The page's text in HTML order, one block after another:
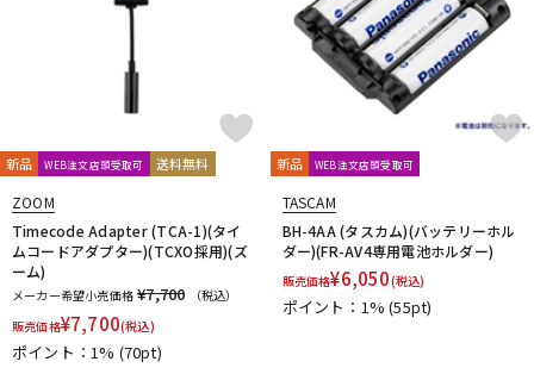
Empirical Labs ENHANCED AUDIO Entreq
ESI
Fischer Amps
FOCAL FOSTEX
Free The Tone
G_2Systems GATOR
GATOR Frameworks
Groove Tubes
HEADREC
HEDD
HEiL SOUND HERCULES
Heritage Audio
HUMPBACK ENGINEERING
IGS Audio
IK Multimedia
Ikebe Original
infist Design ISO ACOUSTICS
ISOVOX
JBL
JohnBlue Audio
KAKASHI Professional Stands
新品 WEB注文店頭受取可 送料無料
ZOOM
Timecode Adapter (TCA-1)(タイ
ムコードアダプター)(TCXO採用)(ズ
ーム)
メーカー希望小売価格 ¥7,700
（税込）
販売価格¥7,700(税込)
ポイント：1% (70pt)
新品 WEB注文店頭受取可
TASCAM
BH-4AA (タスカム)(バッテリーホル
ダー)(FR-AV4専用電池ホルダー)
販売価格¥6,050(税込)
ポイント：1%(55pt)